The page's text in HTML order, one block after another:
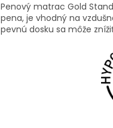
Penový matrac Gold
pena, je vhodný na
pevnú dosku sa môže